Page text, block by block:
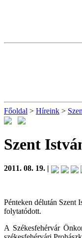
Főoldal > Híreink >
Szent
2011. 08. 19. |
Pénteken délután Szent
folytatódott.
A Székesfehérvár